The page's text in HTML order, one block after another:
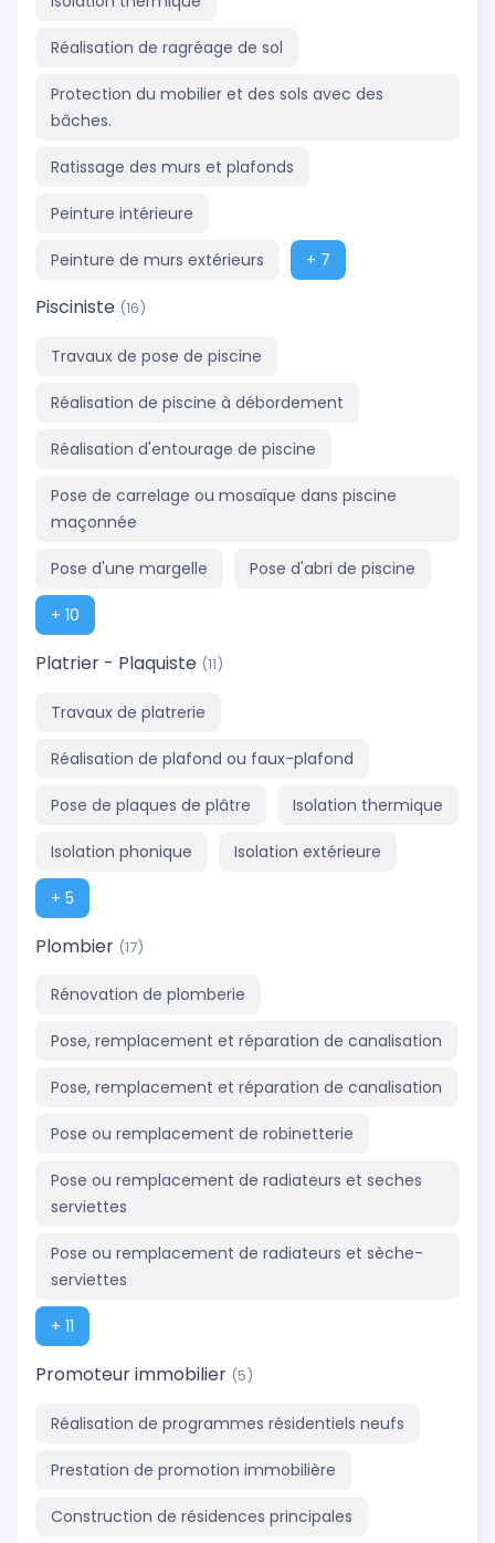
Réalisation de ragréage de sol
Protection du mobilier et des sols avec des
bâches.
Ratissage des murs et plafonds
Peinture intérieure
Peinture de murs extérieurs + 7
Pisciniste (16)
Travaux de pose de piscine
Réalisation de piscine à débordement
Réalisation d'entourage de piscine
Pose de carrelage ou mosaïque dans piscine
maçonnée
Pose d'une margelle Pose d'abri de piscine
+ 10
Platrier - Plaquiste (11)
Travaux de platrerie
Réalisation de plafond ou faux-plafond
Pose de plaques de plâtre Isolation thermique
Isolation phonique Isolation extérieure
+ 5
Plombier (17)
Rénovation de plomberie
Pose, remplacement et réparation de canalisation
Pose, remplacement et réparation de canalisation
Pose ou remplacement de robinetterie
Pose ou remplacement de radiateurs et seches
serviettes
Pose ou remplacement de radiateurs et sèche-
serviettes
+ 11
Promoteur immobilier (5)
Réalisation de programmes résidentiels neufs
Prestation de promotion immobilière
Construction de résidences principales